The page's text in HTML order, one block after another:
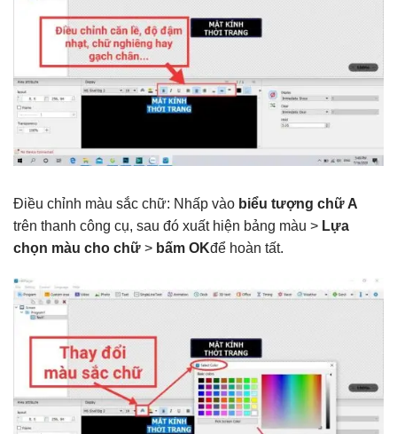
Điều chỉnh màu sắc chữ: Nhấp vào biểu tượng chữ A
trên thanh công cụ, sau đó xuất hiện bảng màu > Lựa
chọn màu cho chữ > bấm OKđể hoàn tất.